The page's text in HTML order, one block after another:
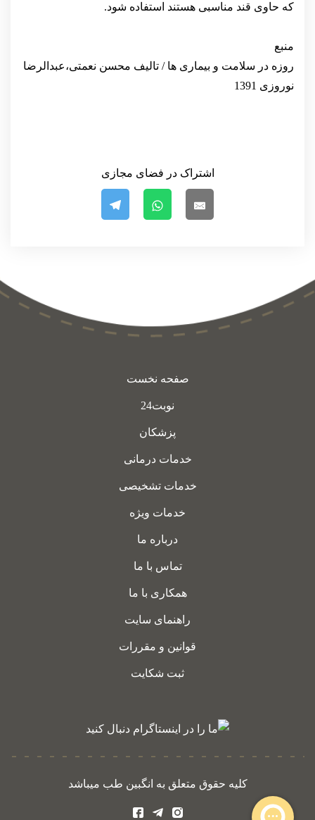
که حاوی قند مناسبی هستند استفاده شود.
منبع
روزه در سلامت و بیماری ها / تالیف محسن نعمتی،عبدالرضا
نوروزی 1391
اشتراک در فضای مجازی
صفحه نخست
نوبت24
پزشکان
خدمات درمانی
خدمات تشخیصی
خدمات ویژه
درباره ما
تماس با ما
همکاری با ما
راهنمای سایت
قوانین و مقررات
ثبت شکایت
کلیه حقوق متعلق به انگبین طب میباشد